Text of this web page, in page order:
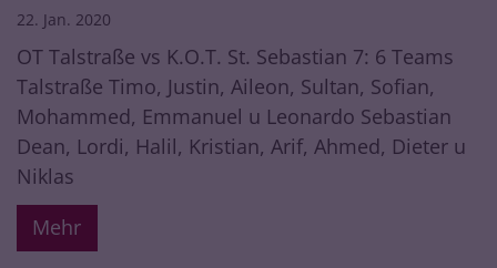
22. Jan. 2020
OT Talstraße vs K.O.T. St. Sebastian 7: 6 Teams
Talstraße Timo, Justin, Aileon, Sultan, Sofian,
Mohammed, Emmanuel u Leonardo Sebastian
Dean, Lordi, Halil, Kristian, Arif, Ahmed, Dieter u
Niklas
Mehr